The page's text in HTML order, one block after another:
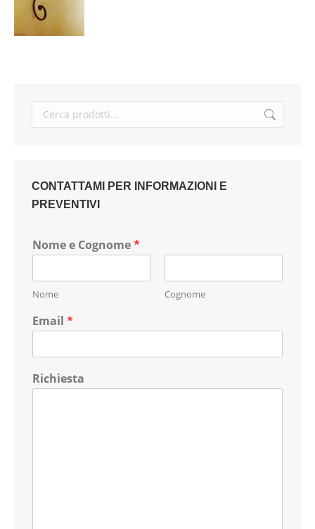
CONTATTAMI PER INFORMAZIONI E
PREVENTIVI
Nome e Cognome*
Nome Cognome
Email *
Richiesta